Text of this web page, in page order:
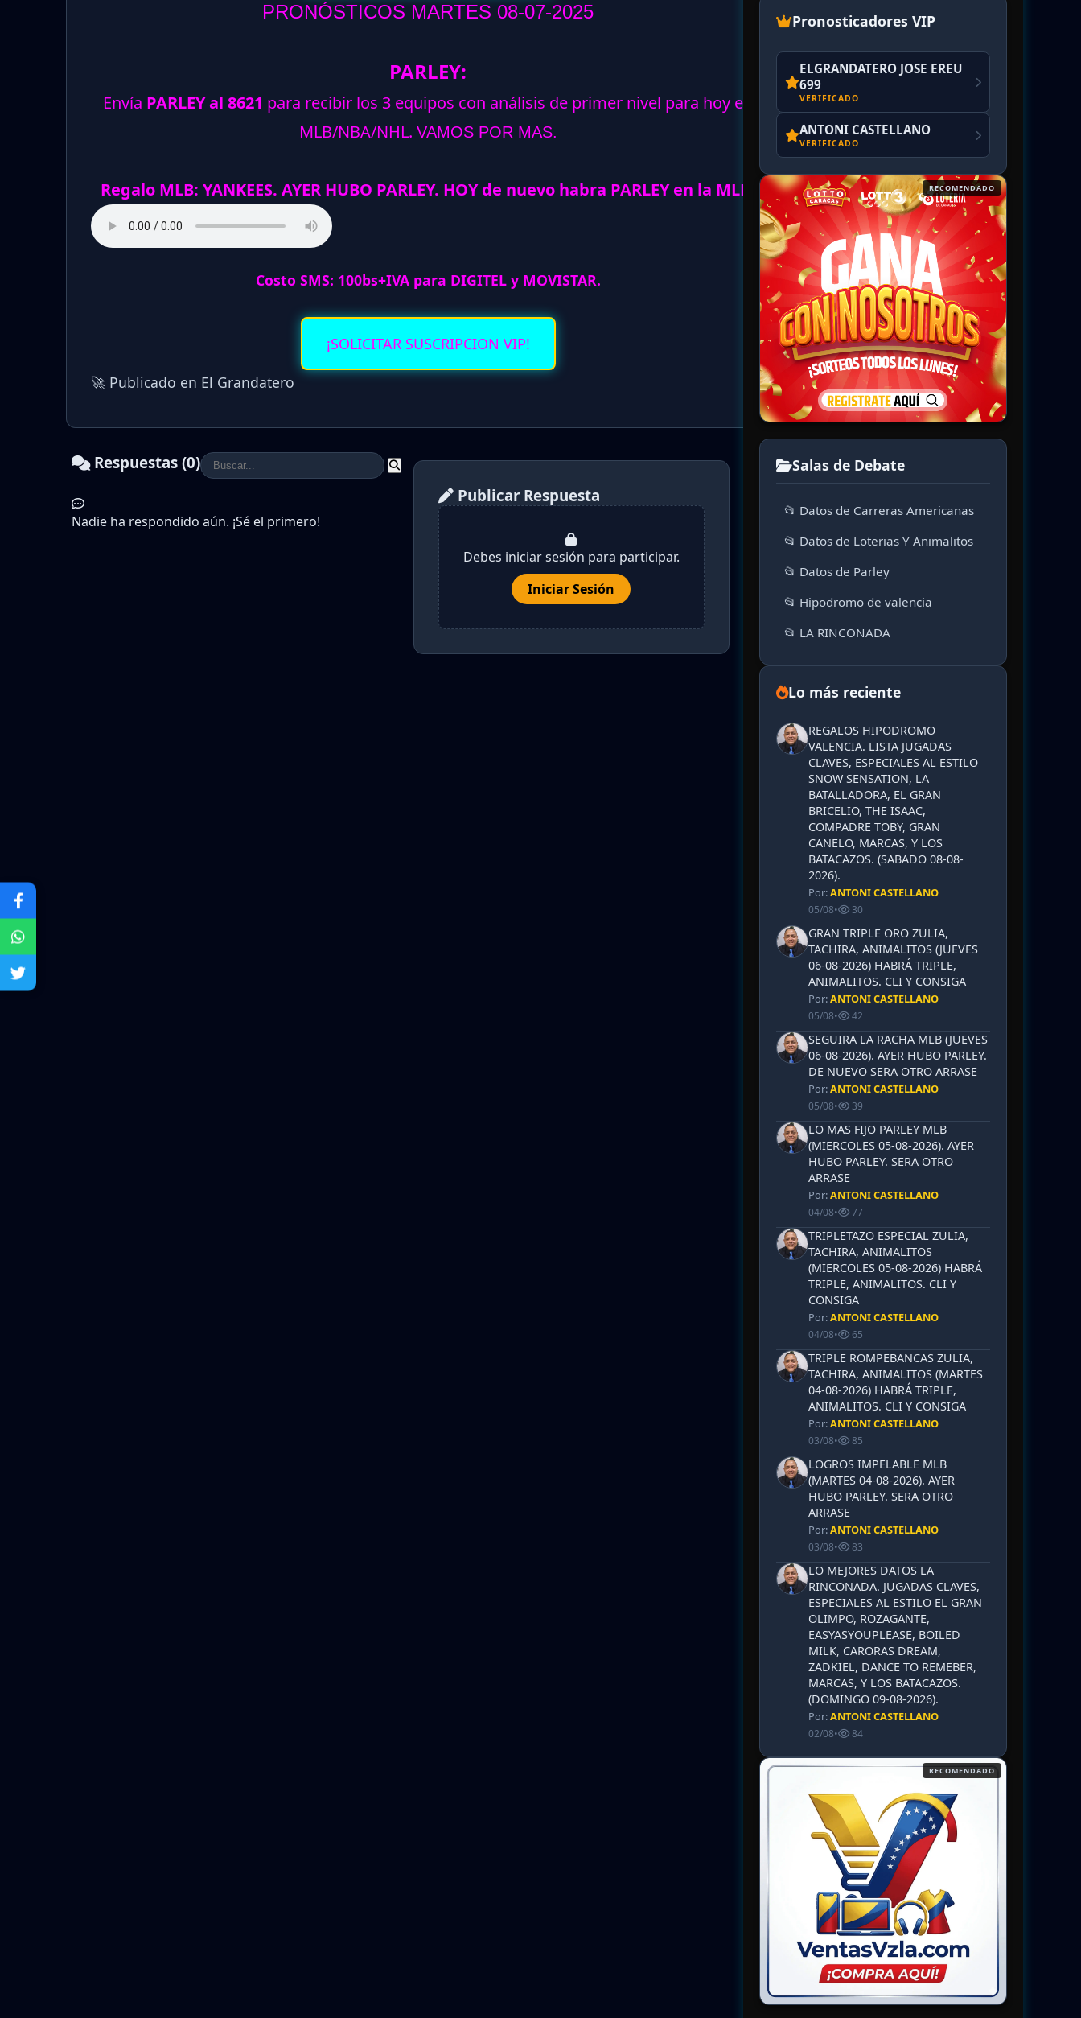
PRONÓSTICOS MARTES 08-07-2025
PARLEY:
Envía PARLEY al 8621 para recibir los 3 equipos con análisis de primer nivel para hoy en
MLB/NBA/NHL. VAMOS POR MAS.
Regalo MLB: YANKEES. AYER HUBO PARLEY. HOY de nuevo habra PARLEY en la MLB.
Costo SMS: 100bs+IVA para DIGITEL y MOVISTAR.
¡SOLICITAR SUSCRIPCION VIP!
🚀 Publicado en El Grandatero
Respuestas (0)
Nadie ha respondido aún. ¡Sé el primero!
Publicar Respuesta
Debes iniciar sesión para participar.
Iniciar Sesión
Pronosticadores VIP
ELGRANDATERO JOSE EREU
699
VERIFICADO
ANTONI CASTELLANO
VERIFICADO
RECOMENDADO
Salas de Debate
📂 Datos de Carreras Americanas
📂 Datos de Loterias Y Animalitos
📂 Datos de Parley
📂 Hipodromo de valencia
📂 LA RINCONADA
Lo más reciente
REGALOS HIPODROMO
VALENCIA. LISTA JUGADAS
CLAVES, ESPECIALES AL ESTILO
SNOW SENSATION, LA
BATALLADORA, EL GRAN
BRICELIO, THE ISAAC,
COMPADRE TOBY, GRAN
CANELO, MARCAS, Y LOS
BATACAZOS. (SABADO 08-08-
2026).
Por:ANTONI CASTELLANO
05/08• 30
GRAN TRIPLE ORO ZULIA,
TACHIRA, ANIMALITOS (JUEVES
06-08-2026) HABRÁ TRIPLE,
ANIMALITOS. CLI Y CONSIGA
Por:ANTONI CASTELLANO
05/08• 42
SEGUIRA LA RACHA MLB (JUEVES
06-08-2026). AYER HUBO PARLEY.
DE NUEVO SERA OTRO ARRASE
Por:ANTONI CASTELLANO
05/08• 39
LO MAS FIJO PARLEY MLB
(MIERCOLES 05-08-2026). AYER
HUBO PARLEY. SERA OTRO
ARRASE
Por:ANTONI CASTELLANO
04/08• 77
TRIPLETAZO ESPECIAL ZULIA,
TACHIRA, ANIMALITOS
(MIERCOLES 05-08-2026) HABRÁ
TRIPLE, ANIMALITOS. CLI Y
CONSIGA
Por:ANTONI CASTELLANO
04/08• 65
TRIPLE ROMPEBANCAS ZULIA,
TACHIRA, ANIMALITOS (MARTES
04-08-2026) HABRÁ TRIPLE,
ANIMALITOS. CLI Y CONSIGA
Por:ANTONI CASTELLANO
03/08• 85
LOGROS IMPELABLE MLB
(MARTES 04-08-2026). AYER
HUBO PARLEY. SERA OTRO
ARRASE
Por:ANTONI CASTELLANO
03/08• 83
LO MEJORES DATOS LA
RINCONADA. JUGADAS CLAVES,
ESPECIALES AL ESTILO EL GRAN
OLIMPO, ROZAGANTE,
EASYASYOUPLEASE, BOILED
MILK, CARORAS DREAM,
ZADKIEL, DANCE TO REMEBER,
MARCAS, Y LOS BATACAZOS.
(DOMINGO 09-08-2026).
Por:ANTONI CASTELLANO
02/08• 84
RECOMENDADO